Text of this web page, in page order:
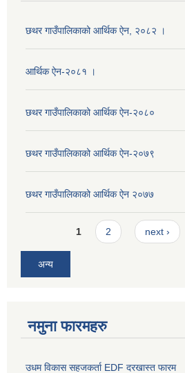
छथर गाउँपालिकाको आर्थिक ऐन, २०८२ ।
आर्थिक ऐन-२०८१ ।
छथर गाउँपालिकाको आर्थिक ऐन-२०८०
छथर गाउँपालिकाको आर्थिक ऐन-२०७९
छथर गाउँपालिकाको आर्थिक ऐन २०७७
Pages1 2 next ›
अन्य
नमुना फारमहरु
उधम विकास सहजकर्ता EDF दरखास्त फारम